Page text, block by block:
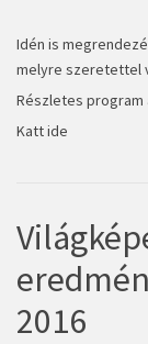
Idén is
melyre szeretettel
Részletes program
Katt ide
2016